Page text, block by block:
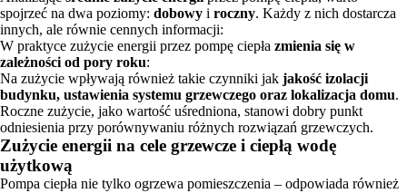
spojrzeć na dwa poziomy: dobowy i roczny. Każdy z nich dostarcza
innych, ale równie cennych informacji:
W praktyce zużycie energii przez pompę ciepła zmienia się w
zależności od pory roku:
Na zużycie wpływają również takie czynniki jak jakość izolacji
budynku, ustawienia systemu grzewczego oraz lokalizacja domu.
Roczne zużycie, jako wartość uśredniona, stanowi dobry punkt
odniesienia przy porównywaniu różnych rozwiązań grzewczych.
Zużycie energii na cele grzewcze i ciepłą wodę
użytkową
Pompa ciepła nie tylko ogrzewa pomieszczenia – odpowiada również